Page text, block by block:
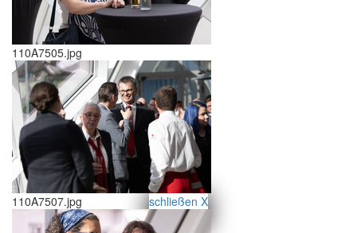
schließen X
>>
110A7505.jpg
110A7507.jpg